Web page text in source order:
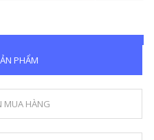
PHẨM
MUA HÀNG